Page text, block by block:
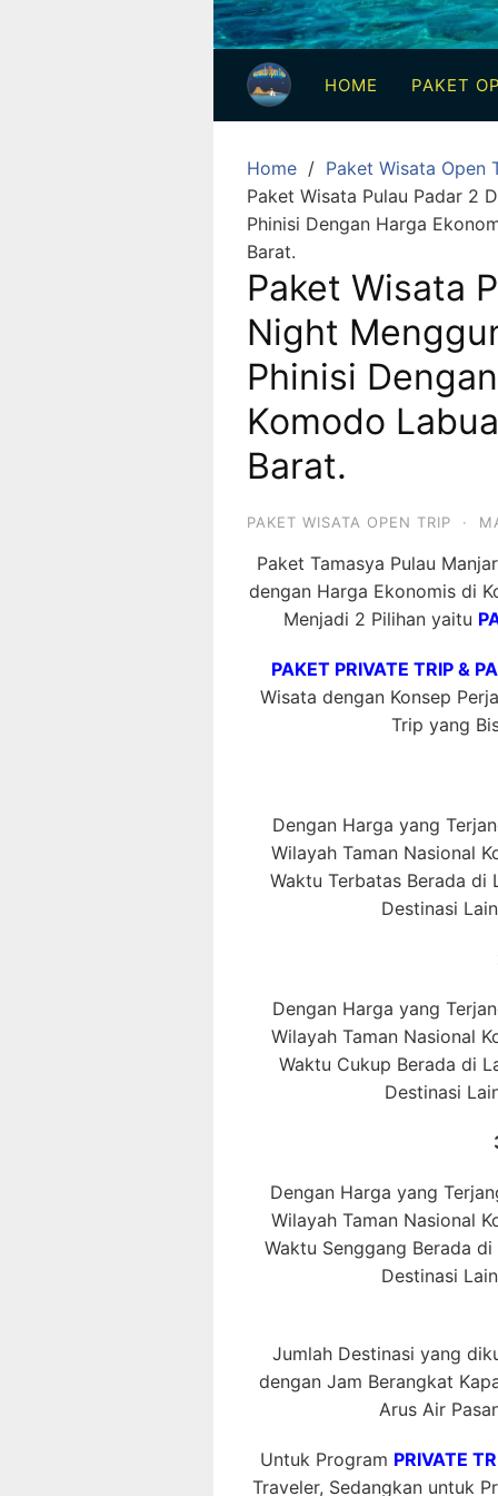
3
Hari
2
Malam,
Hari
1
Malam
dan
1
Hari
Penuh
HOME PAKET
Home
Paket Wisata Open
Paket Wisata Pulau Padar 2
Phinisi Dengan Harga
Barat.
Paket Wisata
Night
Phinisi
Komodo
Barat.
PAKET WISATA OPEN TRIP ·
Paket Tamasya Pulau
dengan Harga Ekonomis di
Menjadi 2 Pilihan yaitu
PAKET PRIVATE TRIP &
Wisata dengan Konsep
Trip yang
Dengan Harga yang
Wilayah Taman Nasional
Waktu Terbatas Berada di
Destinasi
Dengan Harga yang
Wilayah Taman Nasional
Waktu Cukup Berada di
Destinasi
Dengan Harga yang
Wilayah Taman Nasional
Waktu Senggang Berada
Destinasi
Jumlah Destinasi yang
dengan Jam Berangkat
Arus Air
Untuk Program PRIVATE
Traveler, Sedangkan untuk